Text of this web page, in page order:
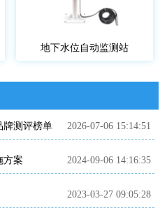
地下水位自动监测站
牌测评榜单 2026-07-06 15:14:51
方案 2024-09-06 14:16:35
2023-03-27 09:05:28